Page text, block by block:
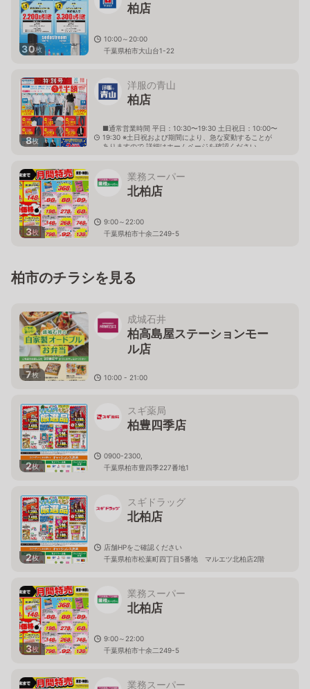
30枚
柏店
10:00～20:00
千葉県柏市大山台1-22
8枚
洋服の青山
柏店
■通常営業時間 平日：10:30〜19:30 土日祝日：10:00〜
19:30 ※土日祝および期間により、急な変動することが
ありますので 詳細はホームページを確認ください
3枚
業務スーパー
北柏店
9:00～22:00
千葉県柏市十余二249-5
柏市のチラシを見る
7枚
成城石井
柏高島屋ステーションモー
ル店
10:00 - 21:00
2枚
スギ薬局
柏豊四季店
0900-2300,
千葉県柏市豊四季227番地1
2枚
スギドラッグ
北柏店
店舗HPをご確認ください
千葉県柏市松葉町四丁目5番地 マルエツ北柏店2階
3枚
業務スーパー
北柏店
9:00～22:00
千葉県柏市十余二249-5
業務スーパー